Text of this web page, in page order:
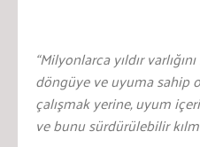
“Milyonlarca yıldır
döngüye ve uyuma sahip
çalışmak yerine, uyum
ve bunu sürdürülebilir